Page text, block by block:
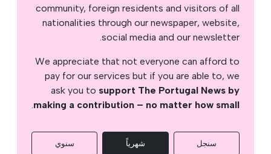
community, foreign residents and visitors of all
nationalities through our newspaper, website,
social media and our newsletter.
We appreciate that not everyone can afford to
pay for our services but if you are able to, we
ask you to support The Portugal News by
making a contribution – no matter how small
.
سنجل شهرياً سنوي